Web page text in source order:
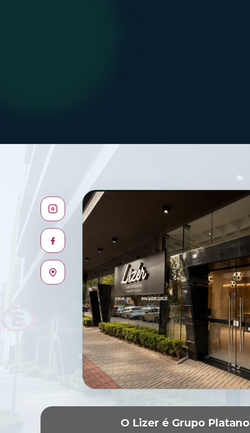
Instagram
Facebook
Maps
O Lizer é Grupo Platano